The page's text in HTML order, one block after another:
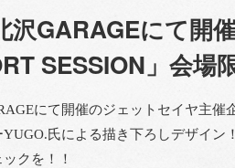
沢GARAGEにて開
SESSION」会場
にて開催のジェットセイヤ主催
氏による描き下ろしデザイン
クを！！